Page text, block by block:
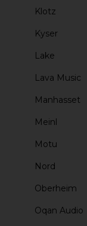
Klotz
Kyser
Lake
Lava Music
Manhasset
Meinl
Motu
Nord
Oberheim
Oqan Audio